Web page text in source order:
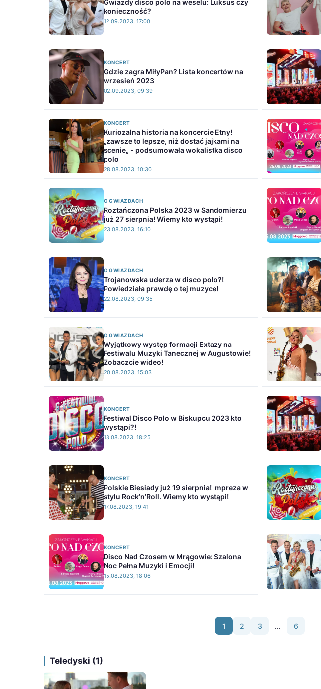
Gwiazdy disco polo na weselu: Luksus czy
konieczność?
12.09.2023, 17:00
KONCERT
Gdzie zagra MiłyPan? Lista koncertów na
wrzesień 2023
02.09.2023, 09:39
KONCERT
Kuriozalna historia na koncercie Etny!
„zawsze to lepsze, niż dostać jajkami na
scenie„ - podsumowała wokalistka disco
polo
28.08.2023, 10:30
O GWIAZDACH
Roztańczona Polska 2023 w Sandomierzu
już 27 sierpnia! Wiemy kto wystąpi!
23.08.2023, 16:10
O GWIAZDACH
Trojanowska uderza w disco polo?!
Powiedziała prawdę o tej muzyce!
22.08.2023, 09:35
O GWIAZDACH
Wyjątkowy występ formacji Extazy na
Festiwalu Muzyki Tanecznej w Augustowie!
Zobaczcie wideo!
20.08.2023, 15:03
KONCERT
Festiwal Disco Polo w Biskupcu 2023 kto
wystąpi?!
18.08.2023, 18:25
KONCERT
Polskie Biesiady już 19 sierpnia! Impreza w
stylu Rock’n’Roll. Wiemy kto wystąpi!
17.08.2023, 19:41
KONCERT
Disco Nad Czosem w Mrągowie: Szalona
Noc Pełna Muzyki i Emocji!
15.08.2023, 18:06
1 2 3 ... 6
Teledyski (1)